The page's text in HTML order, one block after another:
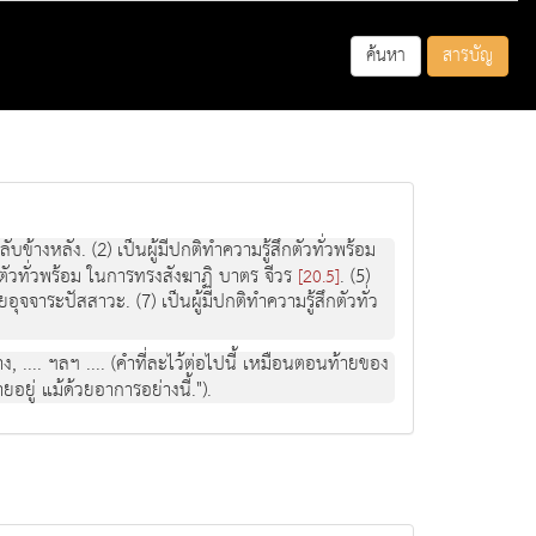
ค้นหา สารบัญ
บข้างหลัง. (2) เป็นผู้มีปกติทำความรู้สึกตัวทั่วพร้อม
ทั่วพร้อม ในการทรงสังฆาฏิ บาตร จีวร [20.5]. (5)
จจาระปัสสาวะ. (7) เป็นผู้มีปกติทำความรู้สึกตัวทั่ว
.... ฯลฯ .... (คำที่ละไว้ต่อไปนี้ เหมือนตอนท้ายของ
อยู่ แม้ด้วยอาการอย่างนี้.").